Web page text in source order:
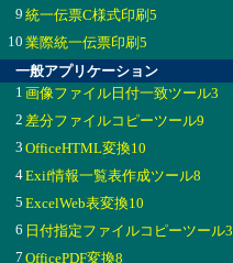
9 統一伝票C様式印刷5
10 業際統一伝票印刷5
一般アプリケーション
1 画像ファイル日付一致ツール3
2 差分ファイルコピーツール9
3 OfficeHTML変換10
4Exif情報一覧表作成ツール8
5 ExcelWeb表変換10
6 日付指定ファイルコピーツール3
7 OfficePDF変換8